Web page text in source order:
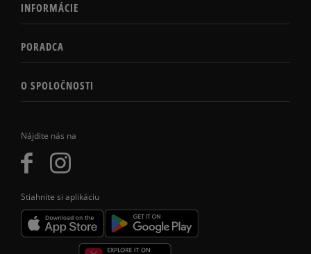
Nájdite nás na
Stiahnite si aplikáciu
INFORMÁCIE
PORADCA
O SPOLOČNOSTI